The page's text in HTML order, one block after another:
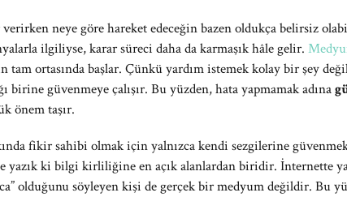
neye göre hareket edeceğin bazen oldukça belirsiz
ilgiliyse, karar süreci daha da karmaşık hâle gelir.
tam ortasında başlar. Çünkü yardım istemek kolay bir şey
birine güvenmeye çalışır. Bu yüzden, hata yapmamak adına
önem taşır.
fikir sahibi olmak için yalnızca kendi sezgilerine
yazık ki bilgi kirliliğine en açık alanlardan biridir. İnternette
olduğunu söyleyen kişi de gerçek bir medyum değildir. Bu